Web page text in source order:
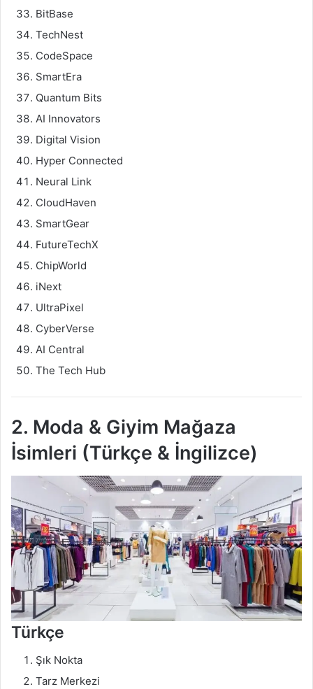
BitBase
TechNest
CodeSpace
SmartEra
Quantum Bits
AI Innovators
Digital Vision
Hyper Connected
Neural Link
CloudHaven
SmartGear
FutureTechX
ChipWorld
iNext
UltraPixel
CyberVerse
AI Central
The Tech Hub
2. Moda & Giyim Mağaza
İsimleri (Türkçe & İngilizce)
Türkçe
Şık Nokta
Tarz Merkezi